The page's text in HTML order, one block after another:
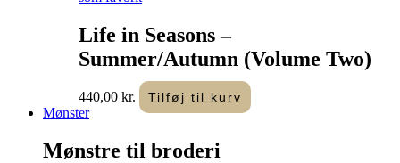
Life in Seasons –
Summer/Autumn (Volume Two)
440,00 kr. Tilføj til kurv
Mønster
Mønstre til broderi